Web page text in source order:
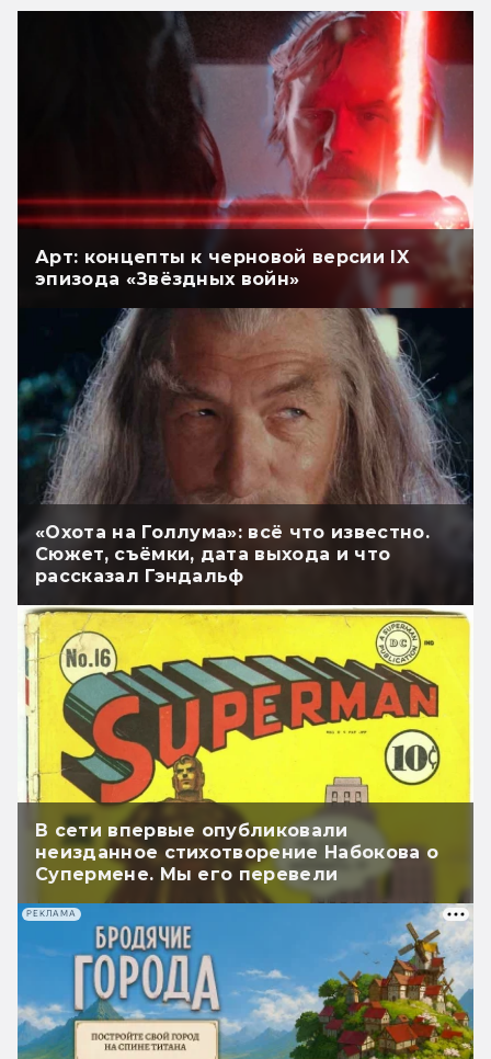
Арт: концепты к черновой версии IX
эпизода «Звёздных войн»
«Охота на Голлума»: всё что известно.
Сюжет, съёмки, дата выхода и что
рассказал Гэндальф
В сети впервые опубликовали
неизданное стихотворение Набокова о
Супермене. Мы его перевели
РЕКЛАМА